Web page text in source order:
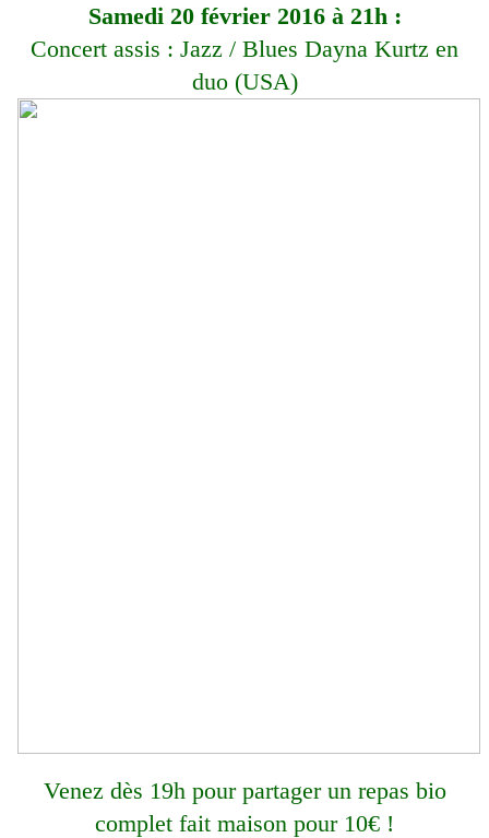
Samedi 20 février 2016 à 21h :
Concert assis : Jazz / Blues Dayna Kurtz en
duo (USA)
Venez dès 19h pour partager un repas bio
complet fait maison pour 10€ !